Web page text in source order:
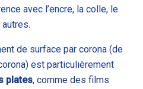
avec l’encre, la colle, le
de surface par corona (de
est particulièrement
plates, comme des films